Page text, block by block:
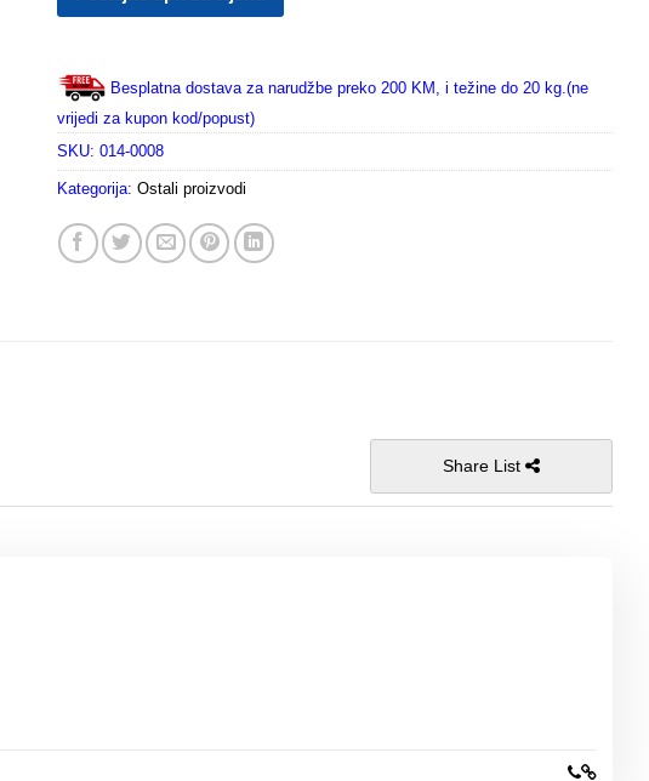
Besplatna dostava za narudžbe preko 200 KM, i težine do 20 kg.(ne
vrijedi za kupon kod/popust)
SKU: 014-0008
Kategorija: Ostali proizvodi
Share List